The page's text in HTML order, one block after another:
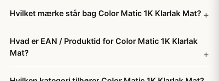
Hvilket mærke står bag Color Matic 1K Klarlak Mat?
Hvad er EAN / Produktid for Color Matic 1K Klarlak
Mat?